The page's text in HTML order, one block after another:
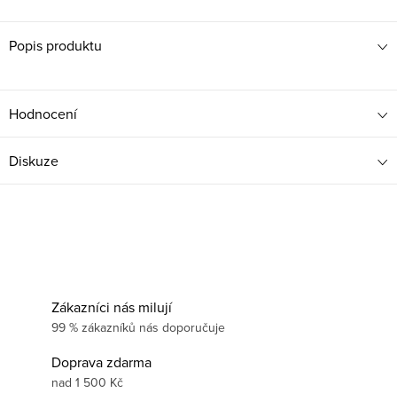
Popis produktu
Hodnocení
Diskuze
Zákazníci nás milují
99 % zákazníků nás doporučuje
Doprava zdarma
nad 1 500 Kč